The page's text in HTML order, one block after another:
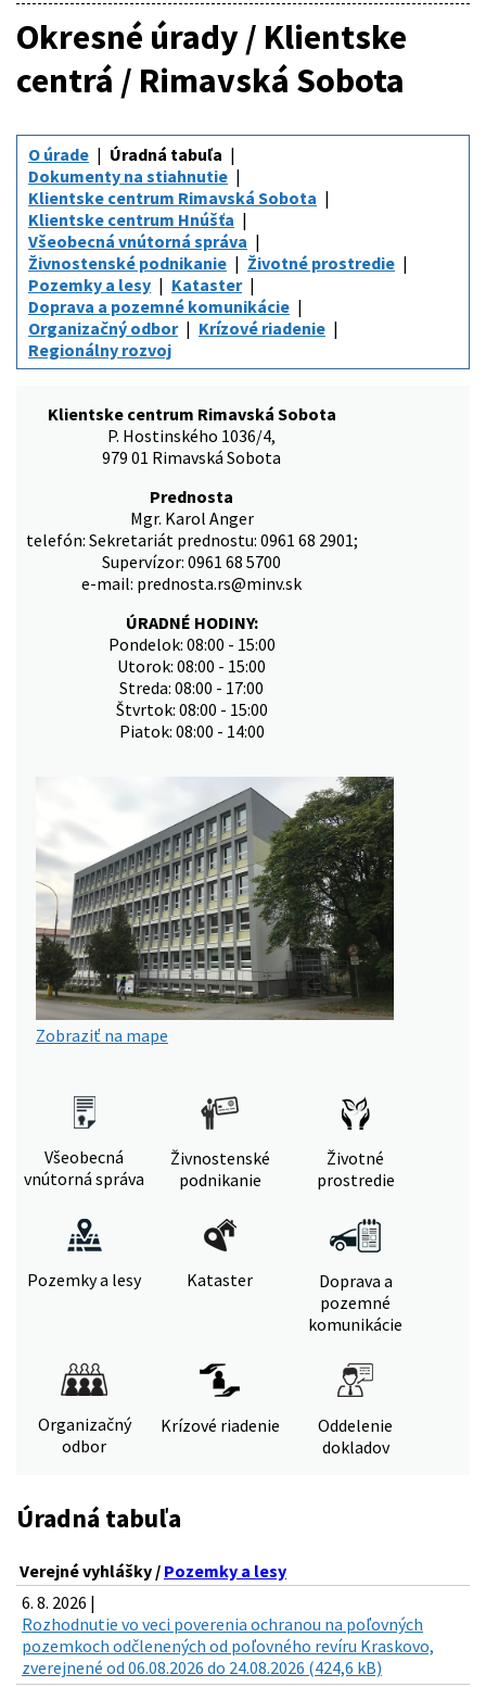
Okresné úrady / Klientske
centrá / Rimavská Sobota
O úrade
Úradná tabuľa
Dokumenty na stiahnutie
Klientske centrum Rimavská Sobota
Klientske centrum Hnúšťa
Všeobecná vnútorná správa
Živnostenské podnikanie
Životné prostredie
Pozemky a lesy
Kataster
Doprava a pozemné komunikácie
Organizačný odbor
Krízové riadenie
Regionálny rozvoj
Klientske centrum Rimavská Sobota
P. Hostinského 1036/4,
979 01 Rimavská Sobota
Prednosta
Mgr. Karol Anger
telefón: Sekretariát prednostu: 0961 68 2901;
Supervízor: 0961 68 5700
e-mail: prednosta.rs@minv.sk
ÚRADNÉ HODINY:
Pondelok: 08:00 - 15:00
Utorok: 08:00 - 15:00
Streda: 08:00 - 17:00
Štvrtok: 08:00 - 15:00
Piatok: 08:00 - 14:00
Zobraziť na mape
Všeobecná
vnútorná správa
Živnostenské
podnikanie
Životné
prostredie
Pozemky a lesy Kataster
Doprava a
pozemné
komunikácie
Organizačný
odbor
Krízové riadenie
Oddelenie
dokladov
Úradná tabuľa
Verejné vyhlášky / Pozemky a lesy
6. 8. 2026 |
Rozhodnutie vo veci poverenia ochranou na poľovných
pozemkoch odčlenených od poľovného revíru Kraskovo,
zverejnené od 06.08.2026 do 24.08.2026 (424,6 kB)